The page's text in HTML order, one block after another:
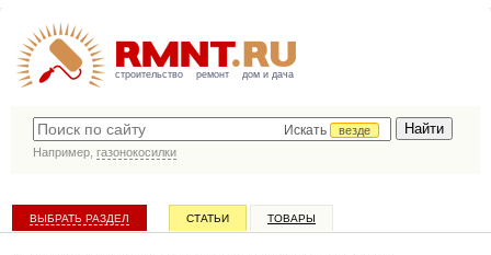
строительство ремонт дом и дача
Искать
везде
Например, газонокосилки
ВЫБРАТЬ РАЗДЕЛ СТАТЬИ ТОВАРЫ